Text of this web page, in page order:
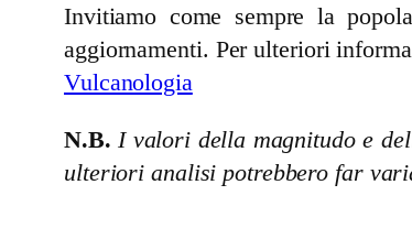
Invitiamo come sempre la
aggiornamenti. Per ulteriori
Vulcanologia
N.B. I valori della magnitudo e
ulteriori analisi potrebbero far